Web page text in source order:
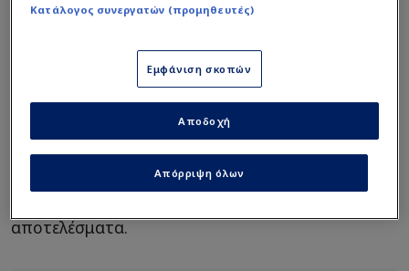
Τα τρίποντα αποτελούν φάρμακο, αλλά δεν
«κιτρινόμαυρους» και τον Αργεντινό τεχνικό.
Ειδικά ο «Πελάδο», για να επανακτήσει την
εμπιστοσύνη που απολάμβανε, πριν δύο χρόνια,
θα πρέπει να παρουσιάσει στα επόμενα
παιχνίδια ένα σύνολο που θα δείχνει
σταθερότητα, θα έχει σχέδιο και κυρίως
αποτελέσματα.
Κατάλογος συνεργατών (προμηθευτές)
Εμφάνιση σκοπών
Απόρριψη όλων
Αποδοχή